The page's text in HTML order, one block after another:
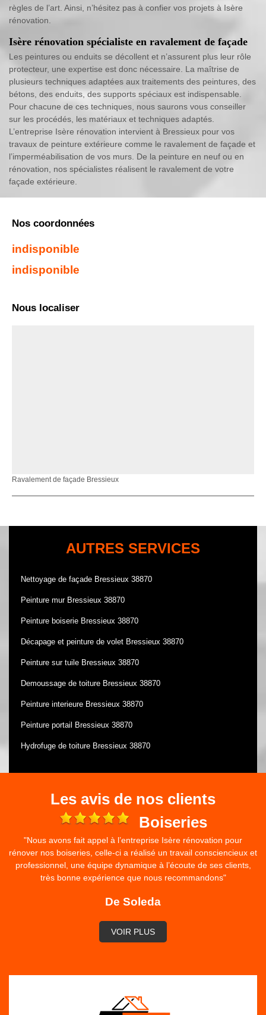
règles de l’art. Ainsi, n’hésitez pas à confier vos projets à Isère
rénovation.
Isère rénovation spécialiste en ravalement de façade
Les peintures ou enduits se décollent et n’assurent plus leur rôle
protecteur, une expertise est donc nécessaire. La maîtrise de
plusieurs techniques adaptées aux traitements des peintures, des
bétons, des enduits, des supports spéciaux est indispensable.
Pour chacune de ces techniques, nous saurons vous conseiller
sur les procédés, les matériaux et techniques adaptés.
L’entreprise Isère rénovation intervient à Bressieux pour vos
travaux de peinture extérieure comme le ravalement de façade et
l’imperméabilisation de vos murs. De la peinture en neuf ou en
rénovation, nos spécialistes réalisent le ravalement de votre
façade extérieure.
Nos coordonnées
indisponible
indisponible
Nous localiser
Ravalement de façade Bressieux
AUTRES SERVICES
Nettoyage de façade Bressieux 38870
Peinture mur Bressieux 38870
Peinture boiserie Bressieux 38870
Décapage et peinture de volet Bressieux 38870
Peinture sur tuile Bressieux 38870
Demoussage de toiture Bressieux 38870
Peinture interieure Bressieux 38870
Peinture portail Bressieux 38870
Hydrofuge de toiture Bressieux 38870
Les avis de nos clients
Boiseries
"Nous avons fait appel à l’entreprise Isère rénovation pour
rénover nos boiseries, celle-ci a réalisé un travail consciencieux et
professionnel, une équipe dynamique à l’écoute de ses clients,
très bonne expérience que nous recommandons"
De Soleda
VOIR PLUS